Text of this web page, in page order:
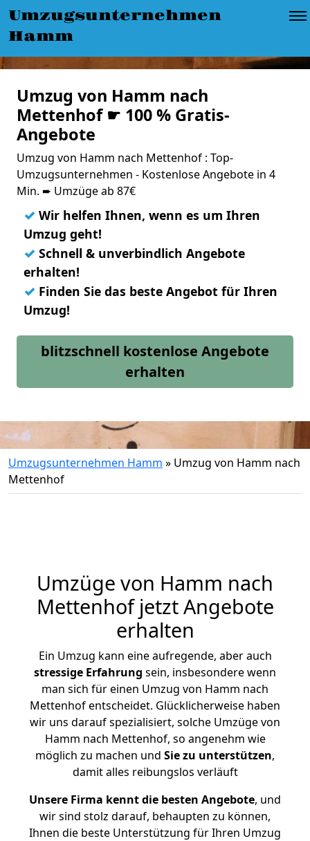
Umzugsunternehmen
Hamm
Umzug von Hamm nach
Mettenhof ☛ 100 % Gratis-
Angebote
Umzug von Hamm nach Mettenhof : Top-
Umzugsunternehmen - Kostenlose Angebote in 4
Min. ➨ Umzüge ab 87€
✓ Wir helfen Ihnen, wenn es um Ihren
Umzug geht!
✓ Schnell & unverbindlich Angebote
erhalten!
✓ Finden Sie das beste Angebot für Ihren
Umzug!
blitzschnell kostenlose Angebote
erhalten
Umzugsunternehmen Hamm » Umzug von Hamm nach
Mettenhof
Umzüge von Hamm nach
Mettenhof jetzt Angebote
erhalten
Ein Umzug kann eine aufregende, aber auch
stressige Erfahrung sein, insbesondere wenn
man sich für einen Umzug von Hamm nach
Mettenhof entscheidet. Glücklicherweise haben
wir uns darauf spezialisiert, solche Umzüge von
Hamm nach Mettenhof, so angenehm wie
möglich zu machen und Sie zu unterstützen,
damit alles reibungslos verläuft
Unsere Firma kennt die besten Angebote, und
wir sind stolz darauf, behaupten zu können,
Ihnen die beste Unterstützung für Ihren Umzug